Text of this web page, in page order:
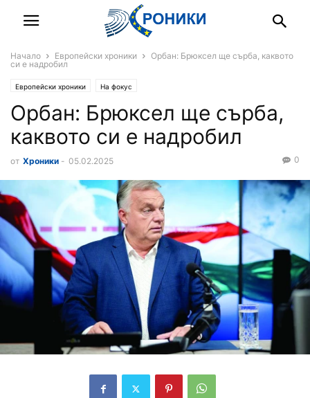
Начало Европейски хроники
Орбан: Брюксел ще сърба, каквото
си е надробил
Европейски хроники На фокус
Орбан: Брюксел ще сърба,
каквото си е надробил
от Хроники - 05.02.2025 0